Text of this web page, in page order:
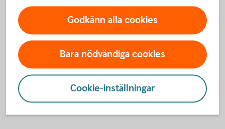
Öppet vardagar 08.00-18.00. Stängt helger och röda
dagar.
Prata pension på 0771-22 11 22
Godkänn alla cookies
Bara nödvändiga cookies
Cookie-inställningar